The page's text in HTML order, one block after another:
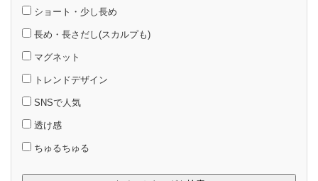
ショート・少し長め
長め・長さだし(スカルプも)
マグネット
トレンドデザイン
SNSで人気
透け感
ちゅるちゅる